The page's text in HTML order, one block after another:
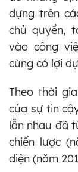
dựng trên
chủ quyền,
vào công
cùng có lợi
Theo thời
của sự tin
lẫn nhau đã
chiến lược
diện (năm